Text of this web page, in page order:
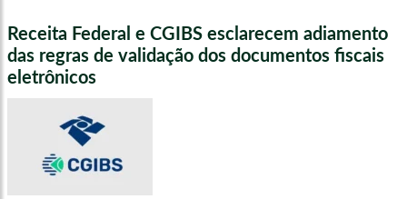
Receita Federal e CGIBS esclarecem adiamento
das regras de validação dos documentos fiscais
eletrônicos